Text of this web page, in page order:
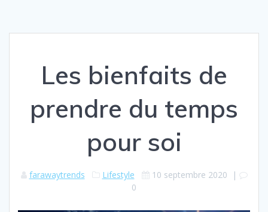
Les bienfaits de
prendre du temps
pour soi
farawaytrends Lifestyle 10 septembre 2020 |
0